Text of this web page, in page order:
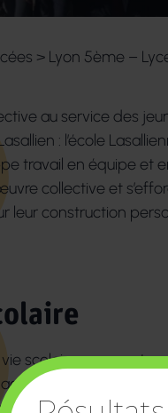
> Lyon 5ème –
au service des
: l’école
travail en équipe et
collective et
leur construction
scolaire, comme
l’élève